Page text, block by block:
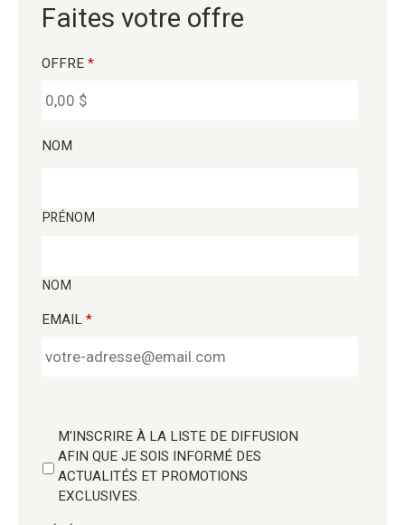
Faites votre offre
OFFRE *
NOM
PRÉNOM
NOM
EMAIL *
M'INSCRIRE À LA LISTE DE DIFFUSION
AFIN QUE JE SOIS INFORMÉ DES
ACTUALITÉS ET PROMOTIONS
EXCLUSIVES.